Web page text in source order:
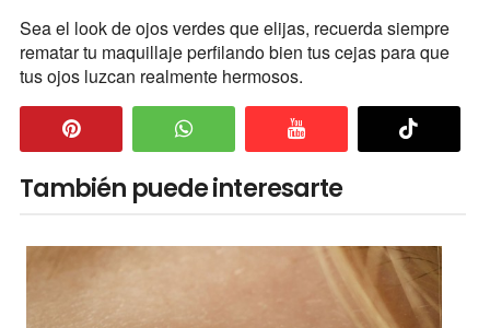
Sea el look de ojos verdes que elijas, recuerda siempre
rematar tu maquillaje perfilando bien tus cejas para que
tus ojos luzcan realmente hermosos.
También puede interesarte